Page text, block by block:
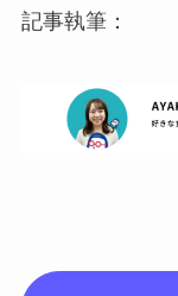
記事執筆：